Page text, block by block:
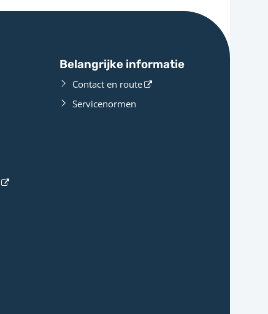
Belangrijke informatie
Contact en route
Servicenormen